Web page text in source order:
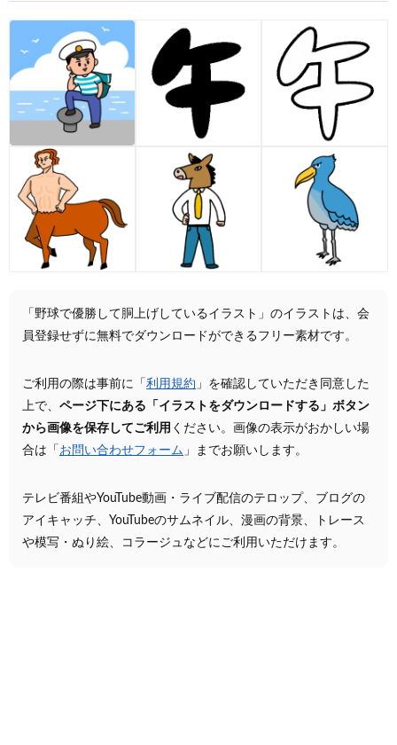
「野球で優勝して胴上げしているイラスト」のイラストは、会
員登録せずに無料でダウンロードができるフリー素材です。
ご利用の際は事前に「 利用規約 」を確認していただき同意した
上で、 ページ下にある「イラストをダウンロードする」ボタン
から画像を保存してご利用 ください。画像の表示がおかしい場
合は「 お問い合わせフォーム 」までお願いします。
テレビ番組やYouTube動画・ライブ配信のテロップ、ブログの
アイキャッチ、YouTubeのサムネイル、漫画の背景、トレース
や模写・ぬり絵、コラージュなどにご利用いただけます。